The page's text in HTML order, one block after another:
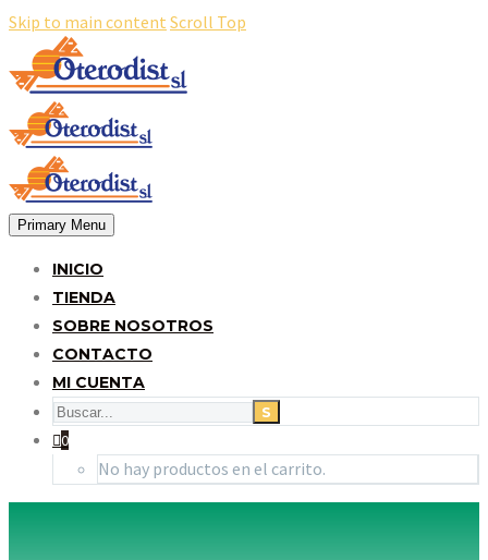
Skip to main content Scroll Top
Primary Menu
INICIO
TIENDA
SOBRE NOSOTROS
CONTACTO
MI CUENTA
0
No hay productos en el carrito.